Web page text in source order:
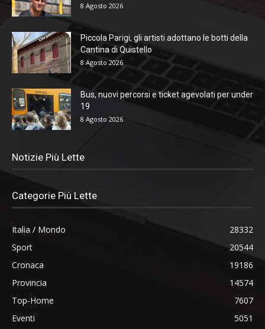
8 Agosto 2026
Piccola Parigi, gli artisti adottano le botti della
Cantina di Quistello
8 Agosto 2026
Bus, nuovi percorsi e ticket agevolati per under
19
8 Agosto 2026
Notizie Più Lette
Categorie Più Lette
Italia / Mondo
28332
Sport
20544
Cronaca
19186
Provincia
14574
Top-Home
7607
Eventi
5051